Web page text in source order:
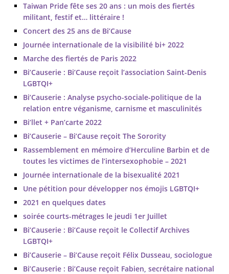
Taiwan Pride fête ses 20 ans : un mois des fiertés
militant, festif et… littéraire !
Concert des 25 ans de Bi’Cause
Journée internationale de la visibilité bi+ 2022
Marche des fiertés de Paris 2022
Bi’Causerie : Bi’Cause reçoit l’association Saint-Denis
LGBTQI+
Bi’Causerie : Analyse psycho-sociale-politique de la
relation entre véganisme, carnisme et masculinités
Bi’llet + Pan’carte 2022
Bi’Causerie – Bi’Cause reçoit The Sorority
Rassemblement en mémoire d’Herculine Barbin et de
toutes les victimes de l’intersexophobie – 2021
Journée internationale de la bisexualité 2021
Une pétition pour développer nos émojis LGBTQI+
2021 en quelques dates
soirée courts-métrages le jeudi 1er Juillet
Bi’Causerie : Bi’Cause reçoit le Collectif Archives
LGBTQI+
Bi’Causerie – Bi’Cause reçoit Félix Dusseau, sociologue
Bi’Causerie : Bi’Cause reçoit Fabien, secrétaire national